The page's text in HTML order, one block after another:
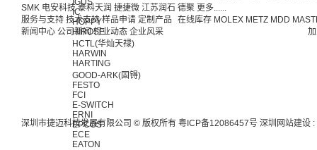
IGUS
IC
HOPPY
HIROSE
HCTL(华灿天禄)
HARWIN
HARTING
GOOD-ARK(固锝)
FESTO
FCI
E-SWITCH
ERNI
EPCOS
ECE
EATON
SMK 电安科技 泰科天润 捷捷微 江苏润石 德聚 更多......
服务与支持 技术支持 样品申请 定制产品 在线库存 MOLEX METZ MDD
新闻中心 公司新闻 行业动态 企业风采
深圳市捷迈科技发展有限公司 © 版权所有 粤ICP备12086457号 深圳网站建设 :